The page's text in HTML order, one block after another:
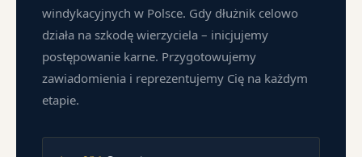
windykacyjnych w Polsce. Gdy dłużnik celowo
działa na szkodę wierzyciela – inicjujemy
postępowanie karne. Przygotowujemy
zawiadomienia i reprezentujemy Cię na każdym
etapie.